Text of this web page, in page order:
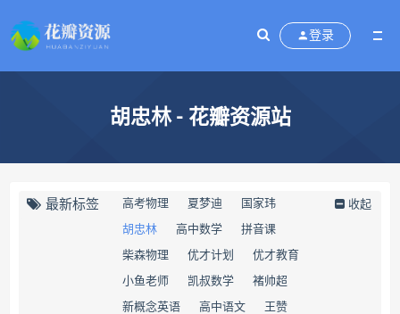
登录
​胡忠林 - 花瓣资源站
最新标签 高考物理 夏梦迪 国家玮
​胡忠林 ​高中数学 拼音课
​柴森物理 优才计划 优才教育
小鱼老师 凯叔数学 褚帅超
新概念英语 高中语文 王赞
收起